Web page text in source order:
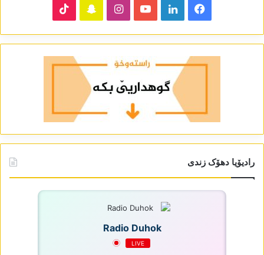
Facebook
LinkedIn
YouTube
Instagram
Snapchat
رادیۆیا دھۆک زندی
Radio Duhok
LIVE